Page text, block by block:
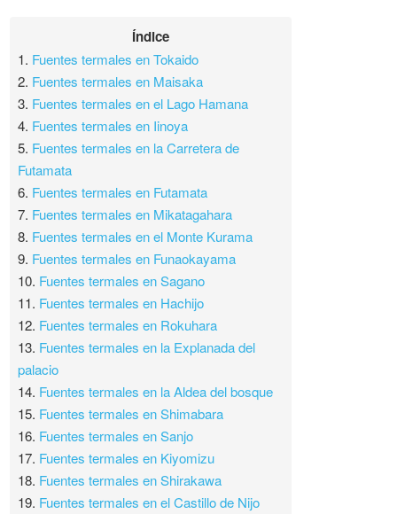
Índice
1. Fuentes termales en Tokaido
2. Fuentes termales en Maisaka
3. Fuentes termales en el Lago Hamana
4. Fuentes termales en Iinoya
5. Fuentes termales en la Carretera de
Futamata
6. Fuentes termales en Futamata
7. Fuentes termales en Mikatagahara
8. Fuentes termales en el Monte Kurama
9. Fuentes termales en Funaokayama
10. Fuentes termales en Sagano
11. Fuentes termales en Hachijo
12. Fuentes termales en Rokuhara
13. Fuentes termales en la Explanada del
palacio
14. Fuentes termales en la Aldea del bosque
15. Fuentes termales en Shimabara
16. Fuentes termales en Sanjo
17. Fuentes termales en Kiyomizu
18. Fuentes termales en Shirakawa
19. Fuentes termales en el Castillo de Nijo